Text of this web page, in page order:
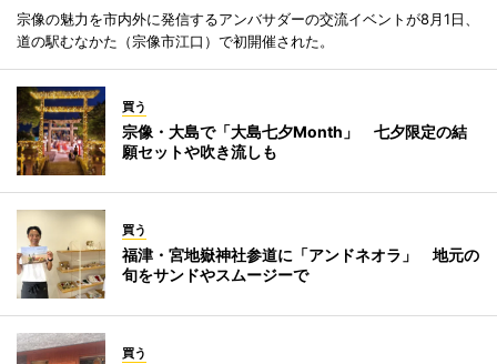
宗像の魅力を市内外に発信するアンバサダーの交流イベントが8月1日、
道の駅むなかた（宗像市江口）で初開催された。
買う
宗像・大島で「大島七夕Month」 七夕限定の結
願セットや吹き流しも
買う
福津・宮地嶽神社参道に「アンドネオラ」 地元の
旬をサンドやスムージーで
買う